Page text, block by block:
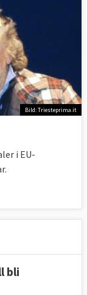
Bild: Triesteprima.it
i EU-
bli